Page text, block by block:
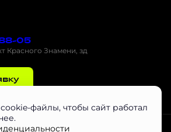
05
Красного Знамени, зд
на наш.дом.рф
файлы, чтобы сайт работал